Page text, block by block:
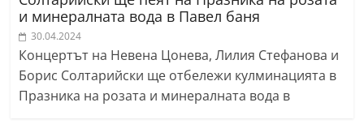
и минералната вода в Павел баня
30.04.2024
Концертът на Невена Цонева, Лилия Стефанова и
Борис Солтарийски ще отбележи кулминацията в
Празника на розата и минералната вода в